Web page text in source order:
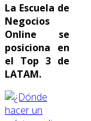
La Escuela de
Negocios
Online se
posiciona en
el Top 3 de
LATAM.